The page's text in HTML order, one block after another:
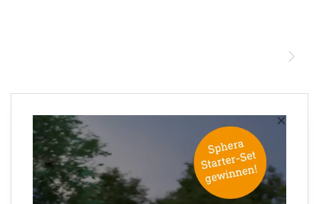
×
Ihre E-Mail Adresse